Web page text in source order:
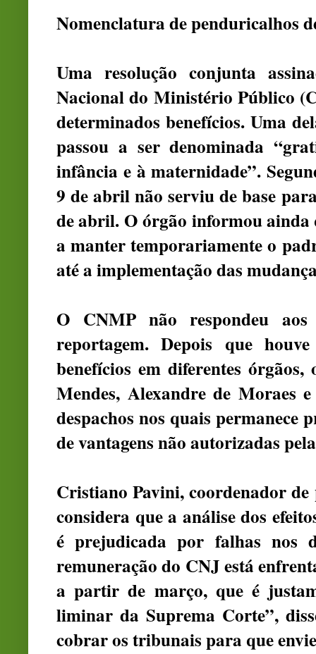
Nomenclatura de penduricalhos
Uma resolução conjunta
Nacional do Ministério Público
determinados benefícios. Uma
passou a ser denominada
infância e à maternidade”.
9 de abril não serviu de base
de abril. O órgão informou
a manter temporariamente o
até a implementação das
O CNMP não respondeu aos
reportagem. Depois que
benefícios em diferentes
Mendes, Alexandre de Moraes
despachos nos quais
de vantagens não autorizadas
Cristiano Pavini, coordenador
considera que a análise dos
é prejudicada por falhas nos
remuneração do CNJ está
a partir de março, que é
liminar da Suprema Corte”,
cobrar os tribunais para que